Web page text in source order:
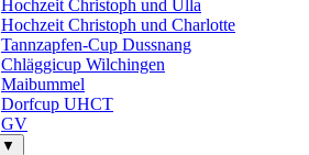
Hochzeit Christoph und Ulla
Hochzeit Christoph und Charlotte
Tannzapfen-Cup Dussnang
Chläggicup Wilchingen
Maibummel
Dorfcup UHCT
GV
▼